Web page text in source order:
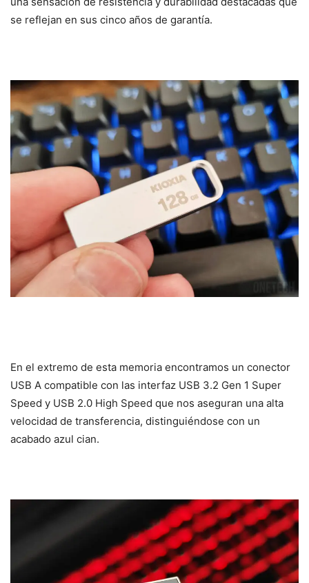
se reflejan en sus cinco años de garantía.
En el extremo de esta memoria encontramos un conector
USB A compatible con las interfaz USB 3.2 Gen 1 Super
Speed y USB 2.0 High Speed que nos aseguran una alta
velocidad de transferencia, distinguiéndose con un
acabado azul cian.